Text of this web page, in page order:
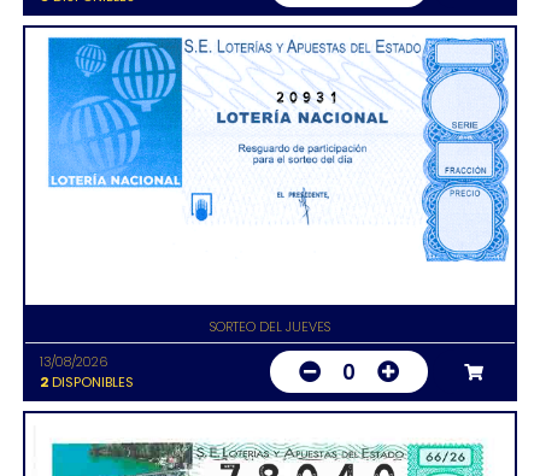
20931
SORTEO DEL JUEVES
13/08/2026
2DISPONIBLES 0